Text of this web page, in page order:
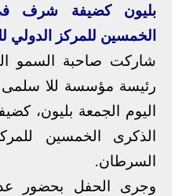
بليون كضيفة شرف
الخمسين للمركز
شاركت صاحبة السمو
رئيسة مؤسسة للا سلمى
اليوم الجمعة بليون،
الذكرى الخمسين
السرطان.
وجرى الحفل بحضور